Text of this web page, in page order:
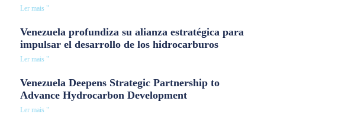
Ler mais "
Venezuela profundiza su alianza estratégica para
impulsar el desarrollo de los hidrocarburos
Ler mais "
Venezuela Deepens Strategic Partnership to
Advance Hydrocarbon Development
Ler mais "